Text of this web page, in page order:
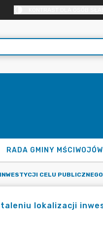
RADA GMINY MŚCIWOJÓW
CELU PUBLICZNEGO
lokalizacji